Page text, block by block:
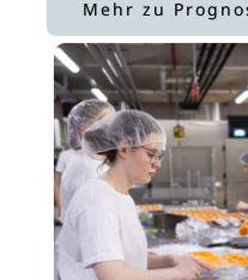
Mehr zu